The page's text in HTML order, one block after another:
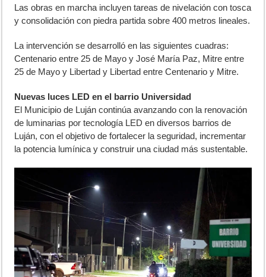
Las obras en marcha incluyen tareas de nivelación con tosca
y consolidación con piedra partida sobre 400 metros lineales.
La intervención se desarrolló en las siguientes cuadras:
Centenario entre 25 de Mayo y José María Paz, Mitre entre
25 de Mayo y Libertad y Libertad entre Centenario y Mitre.
Nuevas luces LED en el barrio Universidad
El Municipio de Luján continúa avanzando con la renovación
de luminarias por tecnología LED en diversos barrios de
Luján, con el objetivo de fortalecer la seguridad, incrementar
la potencia lumínica y construir una ciudad más sustentable.